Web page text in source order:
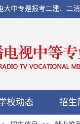
大中专是报考二建、二
校动态 招生